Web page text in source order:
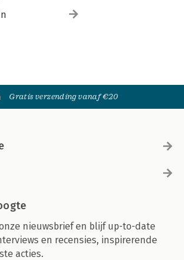
Gratis verzending vanaf €20
nieuwsbrief en blijf up-to-date
en recensies, inspirerende
acties.